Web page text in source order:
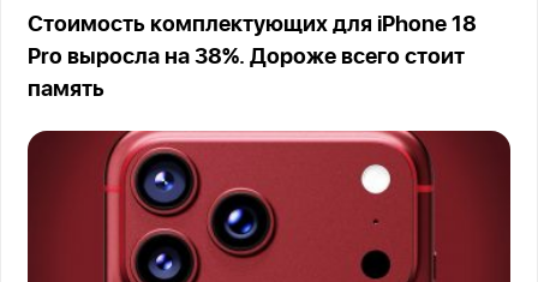
Стоимость комплектующих для iPhone 18
Pro выросла на 38%. Дороже всего стоит
память